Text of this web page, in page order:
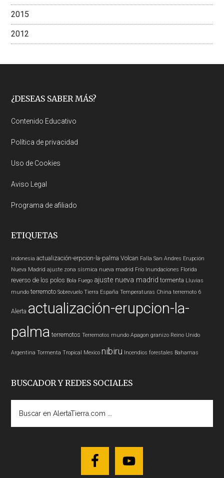
2015
2012
Footer
¿DESEAS SABER MÁS?
Contenido Educativo
Política de privacidad
Uso de Cookies
Aviso Legal
Programa de afiliado
ETIQUETAS
indonesia actualización-erpcion-la-palma Volcan Falla San Andres Erupción
Nueva Madrid ajuste zona sísmica nueva madrid Frío Inundaciones Florida
reverso de los polos Bola Fuego ajuste nueva madrid tormenta Lluvias
mundo terremoto Sobrevuelo Tierra España Temperaturas China terremoto 6
Alerta actualización-erupcion-la-
palma terremotos Terremotos mundo Apagon granizo Reino Unido
Argentina Tormenta Tropical Mexico nibiru Incendios forestales Bahamas
BUSCADOR Y REDES SOCIALES
AlertaTierra.com